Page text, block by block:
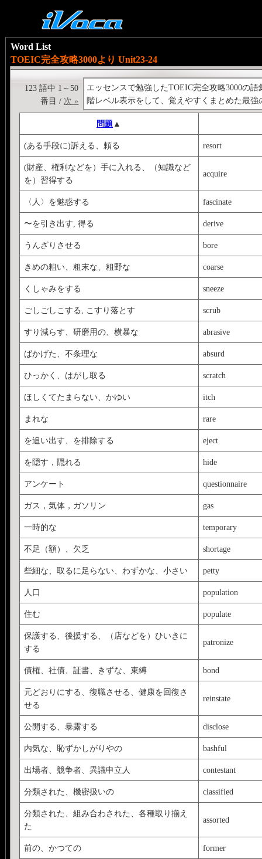
Word List
TOEIC完全攻略3000より Unit23-24
エッセンスで勉強したTOEIC完全攻略3000の
階レベル表示をして、覚えやすくまとめた最
123 語中 1～50
番目 / 次 »
問題 ▲
(ある手段に)訴える、頼る resort
(財産、権利などを）手に入れる、（知識など
を）習得する
acquire
〈人〉を魅惑する fascinate
〜を引き出す, 得る derive
うんざりさせる bore
きめの粗い、粗末な、粗野な coarse
くしゃみをする sneeze
ごしごしこする, こすり落とす scrub
すり減らす、研磨用の、横暴な abrasive
ばかげた、不条理な absurd
ひっかく、はがし取る scratch
ほしくてたまらない、かゆい itch
まれな rare
を追い出す、を排除する eject
を隠す，隠れる hide
アンケート questionnaire
ガス，気体，ガソリン gas
一時的な temporary
不足（額）、欠乏 shortage
些細な、取るに足らない、わずかな、小さい petty
人口 population
住む populate
保護する、後援する、（店などを）ひいきに
する
patronize
債権、社債、証書、きずな、束縛 bond
元どおりにする、復職させる、健康を回復さ
せる
reinstate
公開する、暴露する disclose
内気な、恥ずかしがりやの bashful
出場者、競争者、異議申立人 contestant
分類された、機密扱いの classified
分類された、組み合わされた、各種取り揃え
た
assorted
前の、かつての former